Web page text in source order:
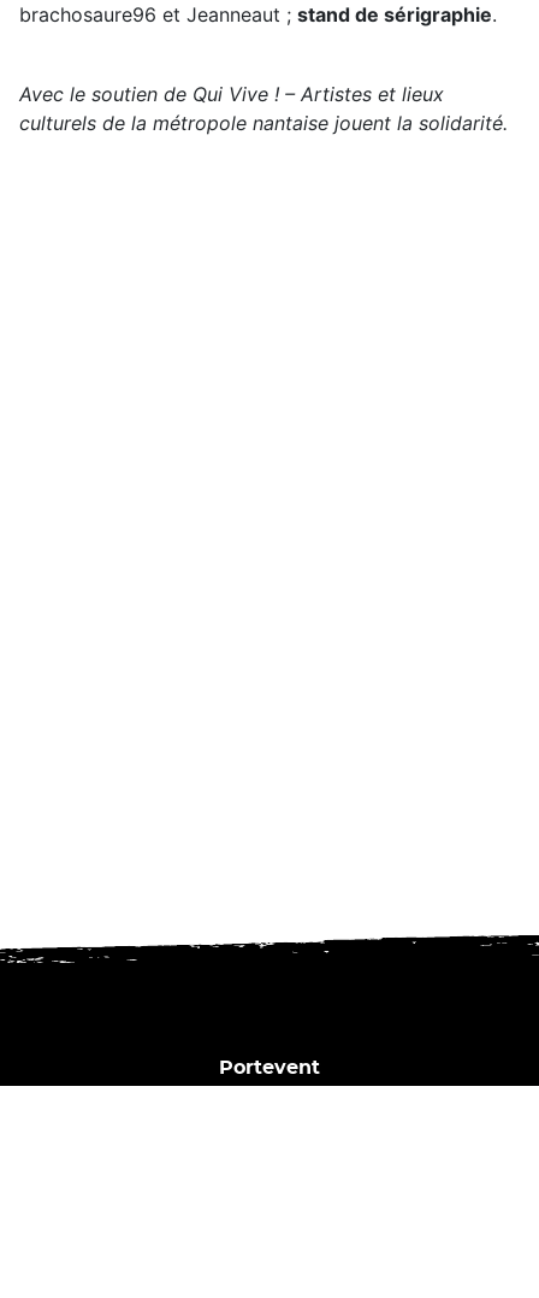
brachosaure96 et Jeanneaut ; stand de sérigraphie.
Avec le soutien de Qui Vive ! – Artistes et lieux
culturels de la métropole nantaise jouent la solidarité.
Portevent